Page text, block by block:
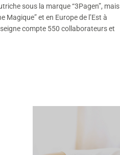
sous la marque “3Pagen”, mais
Magique” et en Europe de l’Est à
compte 550 collaborateurs et